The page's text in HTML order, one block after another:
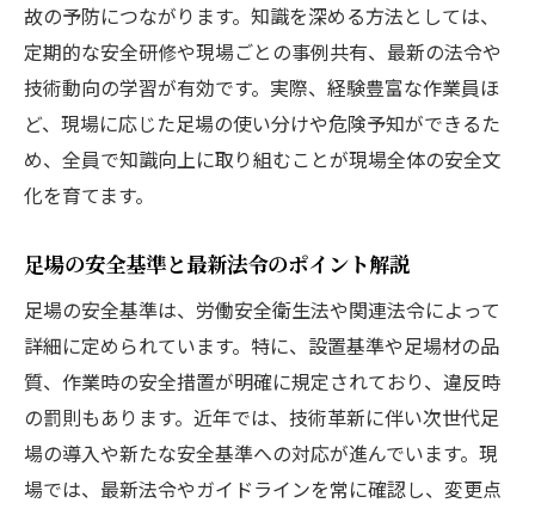
故の予防につながります。知識を深める方法としては、
定期的な安全研修や現場ごとの事例共有、最新の法令や
技術動向の学習が有効です。実際、経験豊富な作業員ほ
ど、現場に応じた足場の使い分けや危険予知ができるた
め、全員で知識向上に取り組むことが現場全体の安全文
化を育てます。
足場の安全基準と最新法令のポイント解説
足場の安全基準は、労働安全衛生法や関連法令によって
詳細に定められています。特に、設置基準や足場材の品
質、作業時の安全措置が明確に規定されており、違反時
の罰則もあります。近年では、技術革新に伴い次世代足
場の導入や新たな安全基準への対応が進んでいます。現
場では、最新法令やガイドラインを常に確認し、変更点